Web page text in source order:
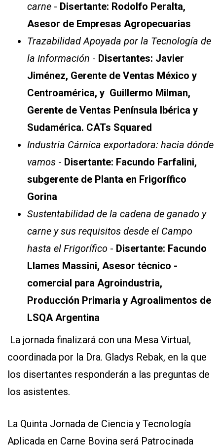
carne - Disertante: Rodolfo Peralta,
Asesor de Empresas Agropecuarias
Trazabilidad Apoyada por la Tecnología de
la Información - Disertantes: Javier
Jiménez, Gerente de Ventas México y
Centroamérica, y Guillermo Milman,
Gerente de Ventas Península Ibérica y
Sudamérica. CATs Squared
Industria Cárnica exportadora: hacia dónde
vamos - Disertante: Facundo Farfalini,
subgerente de Planta en Frigorífico
Gorina
Sustentabilidad de la cadena de ganado y
carne y sus requisitos desde el Campo
hasta el Frigorífico - Disertante: Facundo
Llames Massini, Asesor técnico -
comercial para Agroindustria,
Producción Primaria y Agroalimentos de
LSQA Argentina
La jornada finalizará con una Mesa Virtual,
coordinada por la Dra. Gladys Rebak, en la que
los disertantes responderán a las preguntas de
los asistentes.
La Quinta Jornada de Ciencia y Tecnología
Aplicada en Carne Bovina será Patrocinada